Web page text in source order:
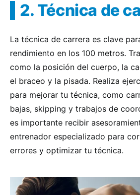
2. Técnica de
La técnica de carrera es clave
rendimiento en los 100 metros.
como la posición del cuerpo, la
el braceo y la pisada. Realiza
para mejorar tu técnica, como
bajas, skipping y trabajos de
es importante recibir
entrenador especializado para
errores y optimizar tu técnica.